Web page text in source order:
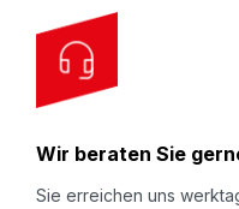
O
u
r
e
w
Wir beraten Sie
Sie erreichen uns